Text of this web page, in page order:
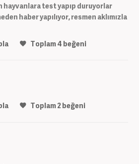
hayvanlara test yapıp duruyorlar
haber yapılıyor, resmen aklımızla
Toplam4 beğeni
Toplam2beğeni